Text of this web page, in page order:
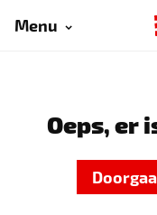
Menu
Oeps, er